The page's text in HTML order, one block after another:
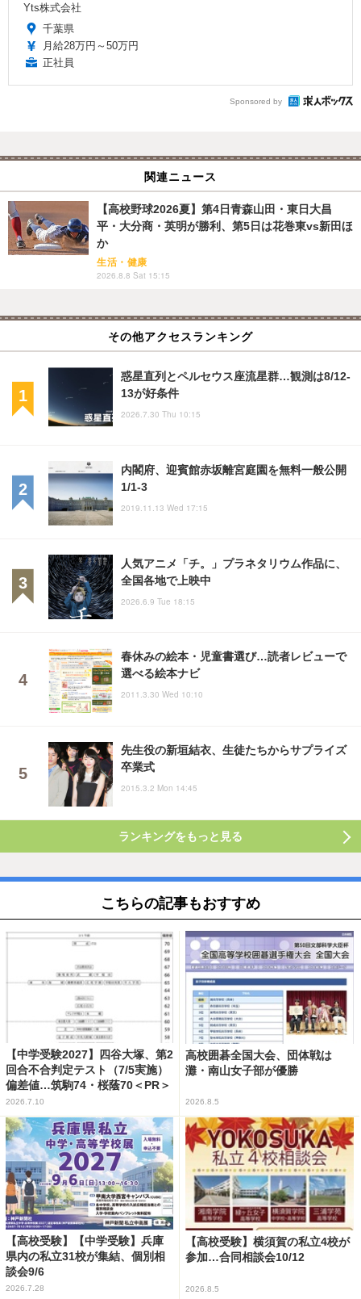
Yts株式会社
千葉県
月給28万円～50万円
正社員
Sponsored by
関連ニュース
【高校野球2026夏】第4日青森山田・東日大昌
平・大分商・英明が勝利、第5日は花巻東vs新田ほ
か
生活・健康
2026.8.8 Sat 15:15
その他アクセスランキング
惑星直列とペルセウス座流星群…観測は8/12-
13が好条件
2026.7.30 Thu 10:15
内閣府、迎賓館赤坂離宮庭園を無料一般公開
1/1-3
2019.11.13 Wed 17:15
人気アニメ「チ。」プラネタリウム作品に、
全国各地で上映中
2026.6.9 Tue 18:15
春休みの絵本・児童書選び…読者レビューで
選べる絵本ナビ
2011.3.30 Wed 10:10
先生役の新垣結衣、生徒たちからサプライズ
卒業式
2015.3.2 Mon 14:45
ランキングをもっと見る
こちらの記事もおすすめ
【中学受験2027】四谷大塚、第2
回合不合判定テスト（7/5実施）
偏差値…筑駒74・桜蔭70＜PR＞
2026.7.10
高校囲碁全国大会、団体戦は
灘・南山女子部が優勝
2026.8.5
【高校受験】【中学受験】兵庫
県内の私立31校が集結、個別相
談会9/6
2026.7.28
【高校受験】横須賀の私立4校が
参加…合同相談会10/12
2026.8.5